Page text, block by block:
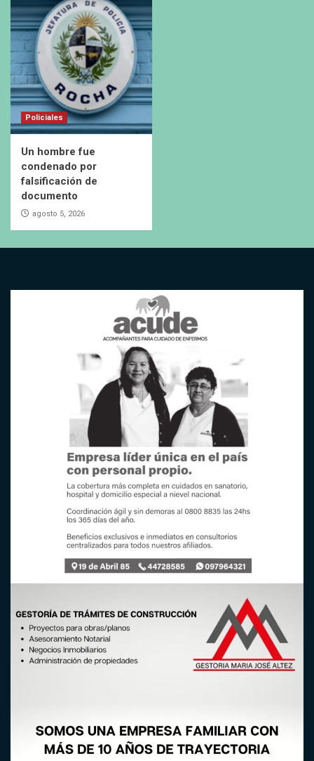
Policiales
Un hombre fue
condenado por
falsificación de
documento
agosto 5, 2026